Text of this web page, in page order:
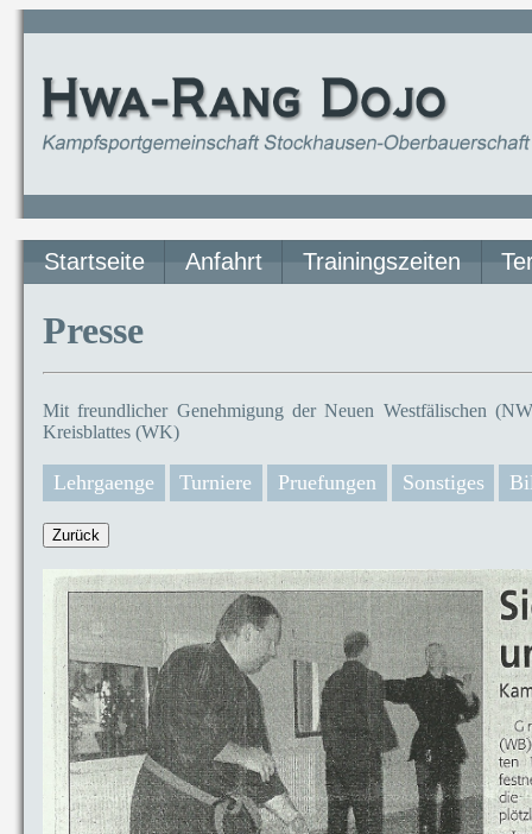
Startseite Anfahrt Trainingszeiten
Presse
Mit freundlicher Genehmigung der Neuen Westfälischen
Kreisblattes (WK)
Lehrgaenge Turniere Pruefungen Sonstiges